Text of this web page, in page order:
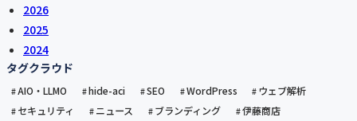
2026
2025
2024
タグクラウド
AIO・LLMO hide-aci SEO WordPress
ウェブ解析
セキュリティ
ニュース ブランディング
伊藤商店